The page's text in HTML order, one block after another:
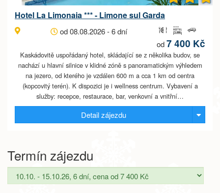
Hotel La Limonaia *** - Limone sul Garda
od 08.08.2026 - 6 dní
od7 400 Kč
Kaskádovitě uspořádaný hotel, skládající se z několika budov, se
nachází u hlavní silnice v klidné zóně s panoramatickým výhledem
na jezero, od kterého je vzdálen 600 m a cca 1 km od centra
(kopcovitý terén). K dispozici je i wellness centrum. Vybavení a
služby: recepce, restaurace, bar, venkovní a vnitřní…
Detail zájezdu
Termín zájezdu